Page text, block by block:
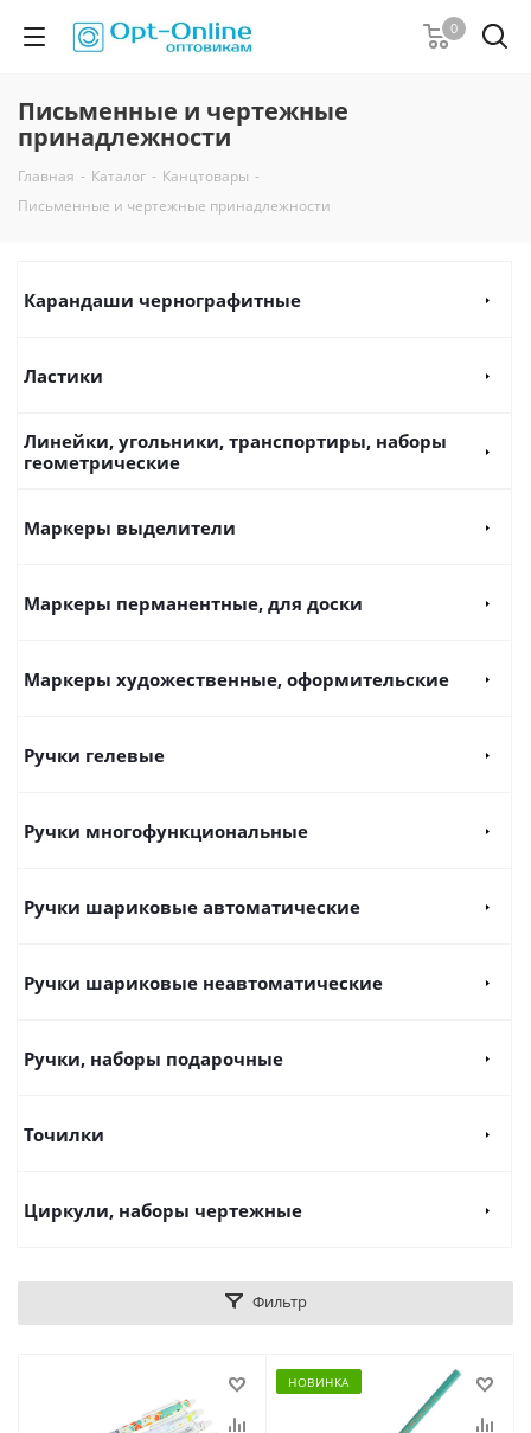
0
Письменные и чертежные
принадлежности
Главная - Каталог - Канцтовары -
Письменные и чертежные принадлежности
Карандаши чернографитные
Ластики
Линейки, угольники, транспортиры, наборы
геометрические
Маркеры выделители
Маркеры перманентные, для доски
Маркеры художественные, оформительские
Ручки гелевые
Ручки многофункциональные
Ручки шариковые автоматические
Ручки шариковые неавтоматические
Ручки, наборы подарочные
Точилки
Циркули, наборы чертежные
Фильтр
НОВИНКА